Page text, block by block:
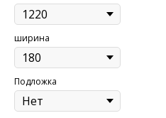
ширина
Подложка